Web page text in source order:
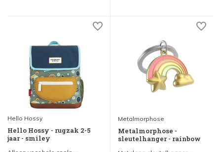
Hello Hossy
Hello Hossy - rugzak 2-5
jaar - smiley
Metalmorphose
Metalmorphose -
sleutelhanger - rainbow